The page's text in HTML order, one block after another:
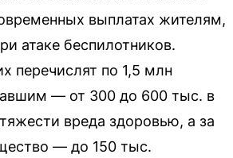
выплатах жителям,
атаке беспилотников.
перечислят по 1,5 млн
— от 300 до 600 тыс. в
вреда здоровью, а за
— до 150 тыс.